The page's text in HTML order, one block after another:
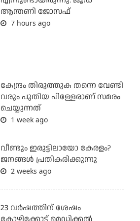
ആന്തണി ജോസഫ്
7 hours ago
കേന്ദ്രം തിരുത്തുക തന്നെ വേണ്ടി
വരും പുതിയ പിള്ളേരാണ് സമരം
ചെയ്യുന്നത്
1 week ago
വീണ്ടും ഇരുട്ടിലായോ കേരളം?
ജനങ്ങൾ പ്രതികരിക്കുന്നു
2 weeks ago
23 വർഷത്തിന് ശേഷം